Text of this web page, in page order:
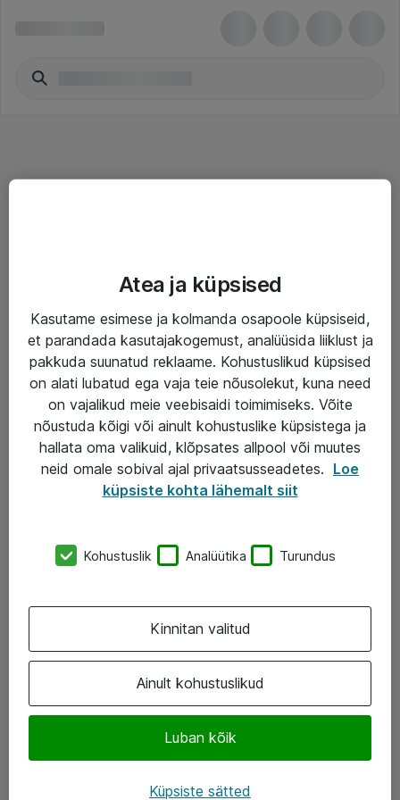
Haldusteenused
Garantii
Turva- ja nõrkvoolulahendused
AS ATEA
+372 659 3591
Järvevana tee 7b, 10112 Tallinn
Facebook
Atea ja küpsised
Kasutame esimese ja kolmanda osapoole küpsiseid,
et parandada kasutajakogemust, analüüsida liiklust ja
pakkuda suunatud reklaame. Kohustuslikud küpsised
on alati lubatud ega vaja teie nõusolekut, kuna need
on vajalikud meie veebisaidi toimimiseks. Võite
nõustuda kõigi või ainult kohustuslike küpsistega ja
hallata oma valikuid, klõpsates allpool või muutes
neid omale sobival ajal privaatsusseadetes. Loe
küpsiste kohta lähemalt siit
Kohustuslik Analüütika Turundus
Ainult kohustuslikud
Luban kõik
Kinnitan valitud
Küpsiste sätted